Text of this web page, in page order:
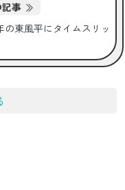
事
の東風平にタイムスリッ